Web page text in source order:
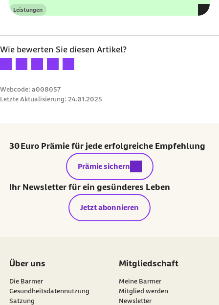
Kategorie
Leistungen
Wie bewerten Sie diesen Artikel?
Ihre Bewertung: 1 Stern
Ihre Bewertung: 2 Sterne
Ihre Bewertung: 3 Sterne
Ihre Bewertung: 4 Sterne
Ihre Bewertung: 5 Sterne
Webcode: a008057
Letzte Aktualisierung: 24.01.2025
30 Euro Prämie für jede erfolgreiche Empfehlung
externer Link:
Prämie sichern
Ihr Newsletter für ein gesünderes Leben
Jetzt abonnieren
Über uns
Die Barmer
Gesundheitsdatennutzung
Satzung
Mitgliedschaft
Meine Barmer
Mitglied werden
Newsletter